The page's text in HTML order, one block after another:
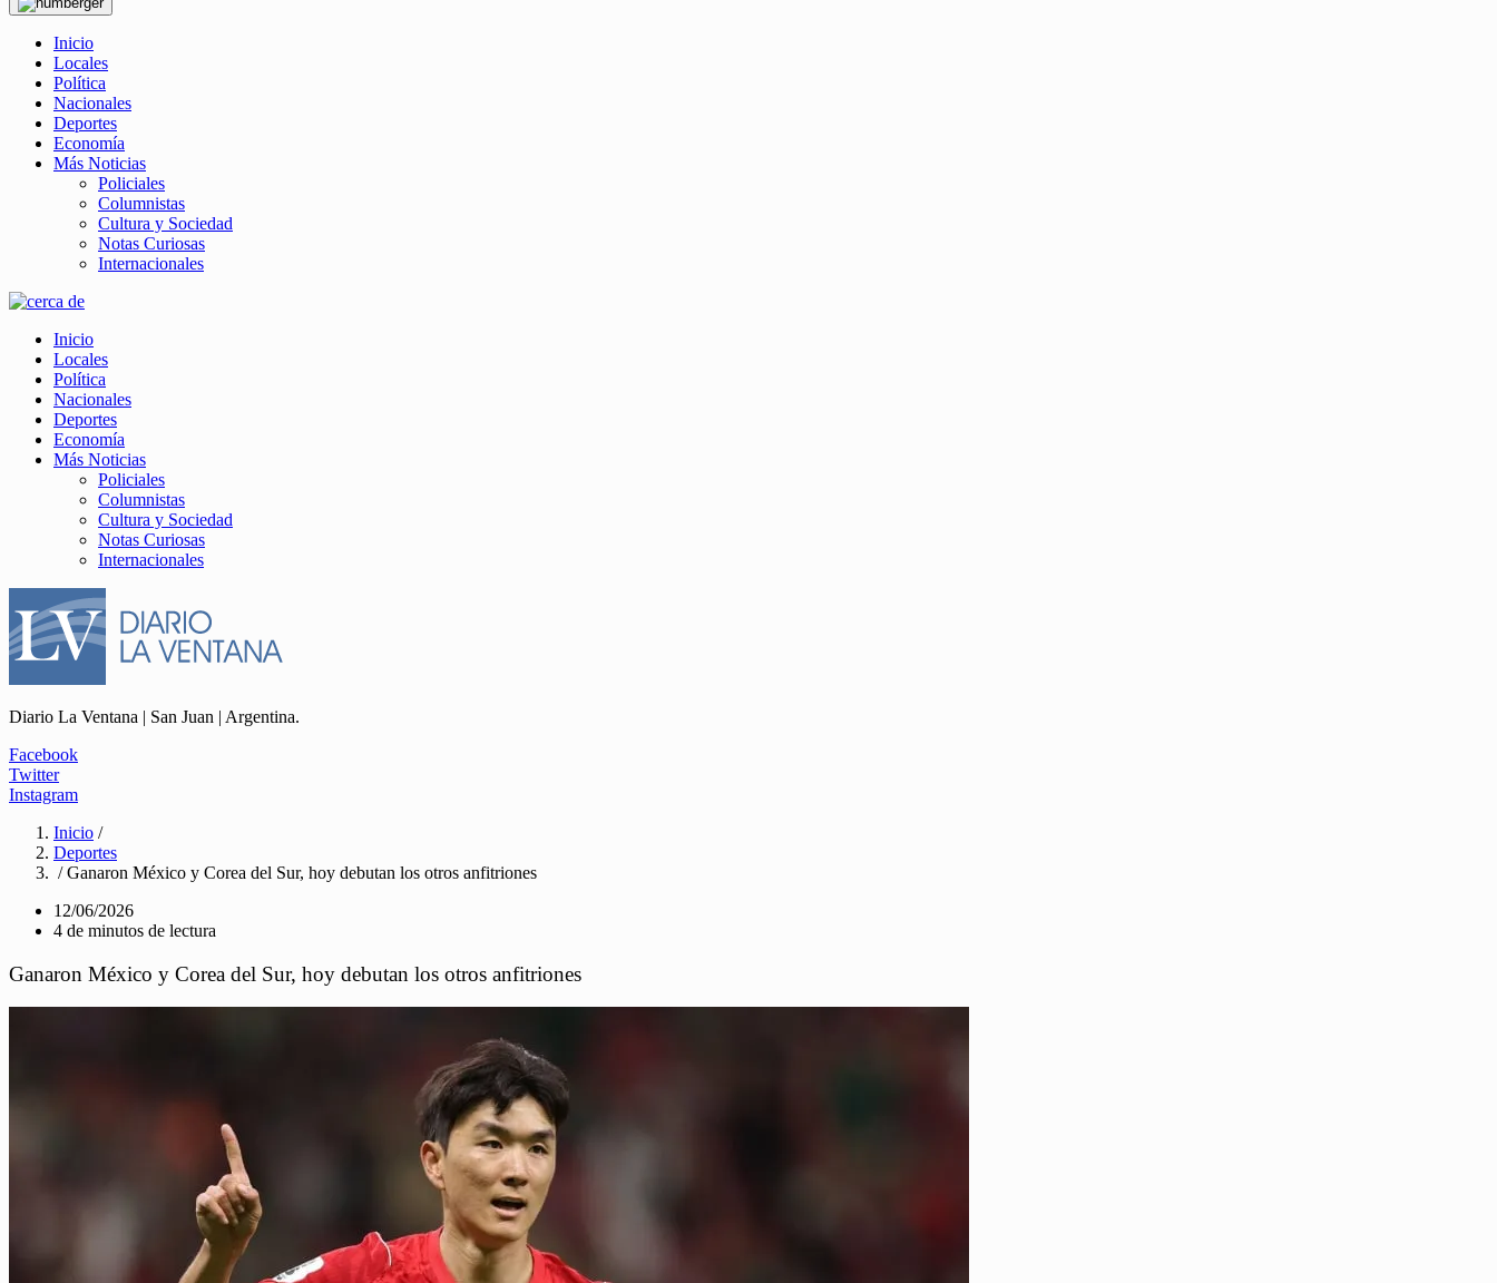
Inicio
Locales
Política
Nacionales
Deportes
Economía
Más Noticias
Policiales
Columnistas
Cultura y Sociedad
Notas Curiosas
Internacionales
Inicio
Locales
Política
Nacionales
Deportes
Economía
Más Noticias
Policiales
Columnistas
Cultura y Sociedad
Notas Curiosas
Internacionales
Diario La Ventana | San Juan | Argentina.
Facebook
Twitter
Instagram
Inicio /
Deportes
/ Ganaron México y Corea del Sur, hoy debutan los otros anfitriones
12/06/2026
4 de minutos de lectura
Ganaron México y Corea del Sur, hoy debutan los otros anfitriones